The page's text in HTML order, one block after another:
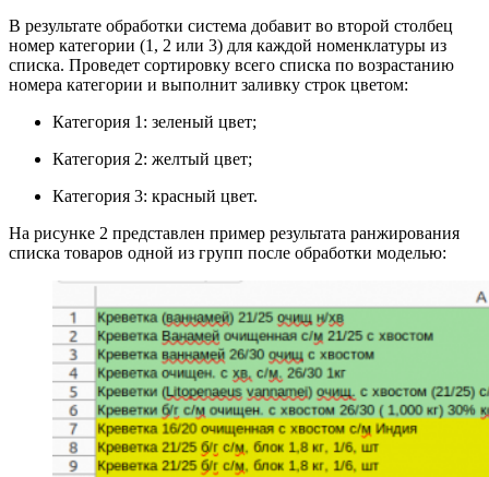
В результате обработки система добавит во второй столбец
номер категории (1, 2 или 3) для каждой номенклатуры из
списка. Проведет сортировку всего списка по возрастанию
номера категории и выполнит заливку строк цветом:
Категория 1: зеленый цвет;
Категория 2: желтый цвет;
Категория 3: красный цвет.
На рисунке 2 представлен пример результата ранжирования
списка товаров одной из групп после обработки моделью: